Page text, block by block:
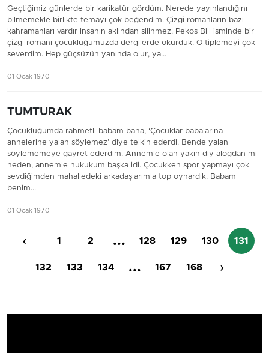
Geçtiğimiz günlerde bir karikatür gördüm. Nerede yayınlandığını
bilmemekle birlikte temayı çok beğendim. Çizgi romanların bazı
kahramanları vardır insanın aklından silinmez. Pekos Bill isminde bir
çizgi romanı çocukluğumuzda dergilerde okurduk. O tiplemeyi çok
severdim. Hep güçsüzün yanında olur, ya...
01 Ocak 1970
TUMTURAK
Çocukluğumda rahmetli babam bana, ‘Çocuklar babalarına
annelerine yalan söylemez’ diye telkin ederdi. Bende yalan
söylememeye gayret ederdim. Annemle olan yakın diy alogdan mı
neden, annemle hukukum başka idi. Çocukken spor yapmayı çok
sevdiğimden mahalledeki arkadaşlarımla top oynardık. Babam
benim...
01 Ocak 1970
‹ 1 2 ... 128 129 130 131
132 133 134 ... 167 168 ›